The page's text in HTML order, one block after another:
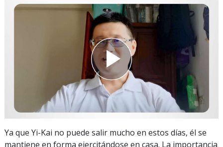
Ya que Yi-Kai no puede salir mucho en estos días, él se
mantiene en forma ejercitándose en casa. La importancia